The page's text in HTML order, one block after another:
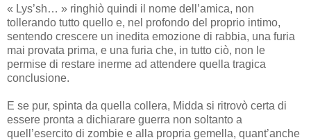
« Lys’sh… » ringhiò quindi il nome dell’amica, non
tollerando tutto quello e, nel profondo del proprio intimo,
sentendo crescere un inedita emozione di rabbia, una furia
mai provata prima, e una furia che, in tutto ciò, non le
permise di restare inerme ad attendere quella tragica
conclusione.
E se pur, spinta da quella collera, Midda si ritrovò certa di
essere pronta a dichiarare guerra non soltanto a
quell’esercito di zombie e alla propria gemella, quant’anche